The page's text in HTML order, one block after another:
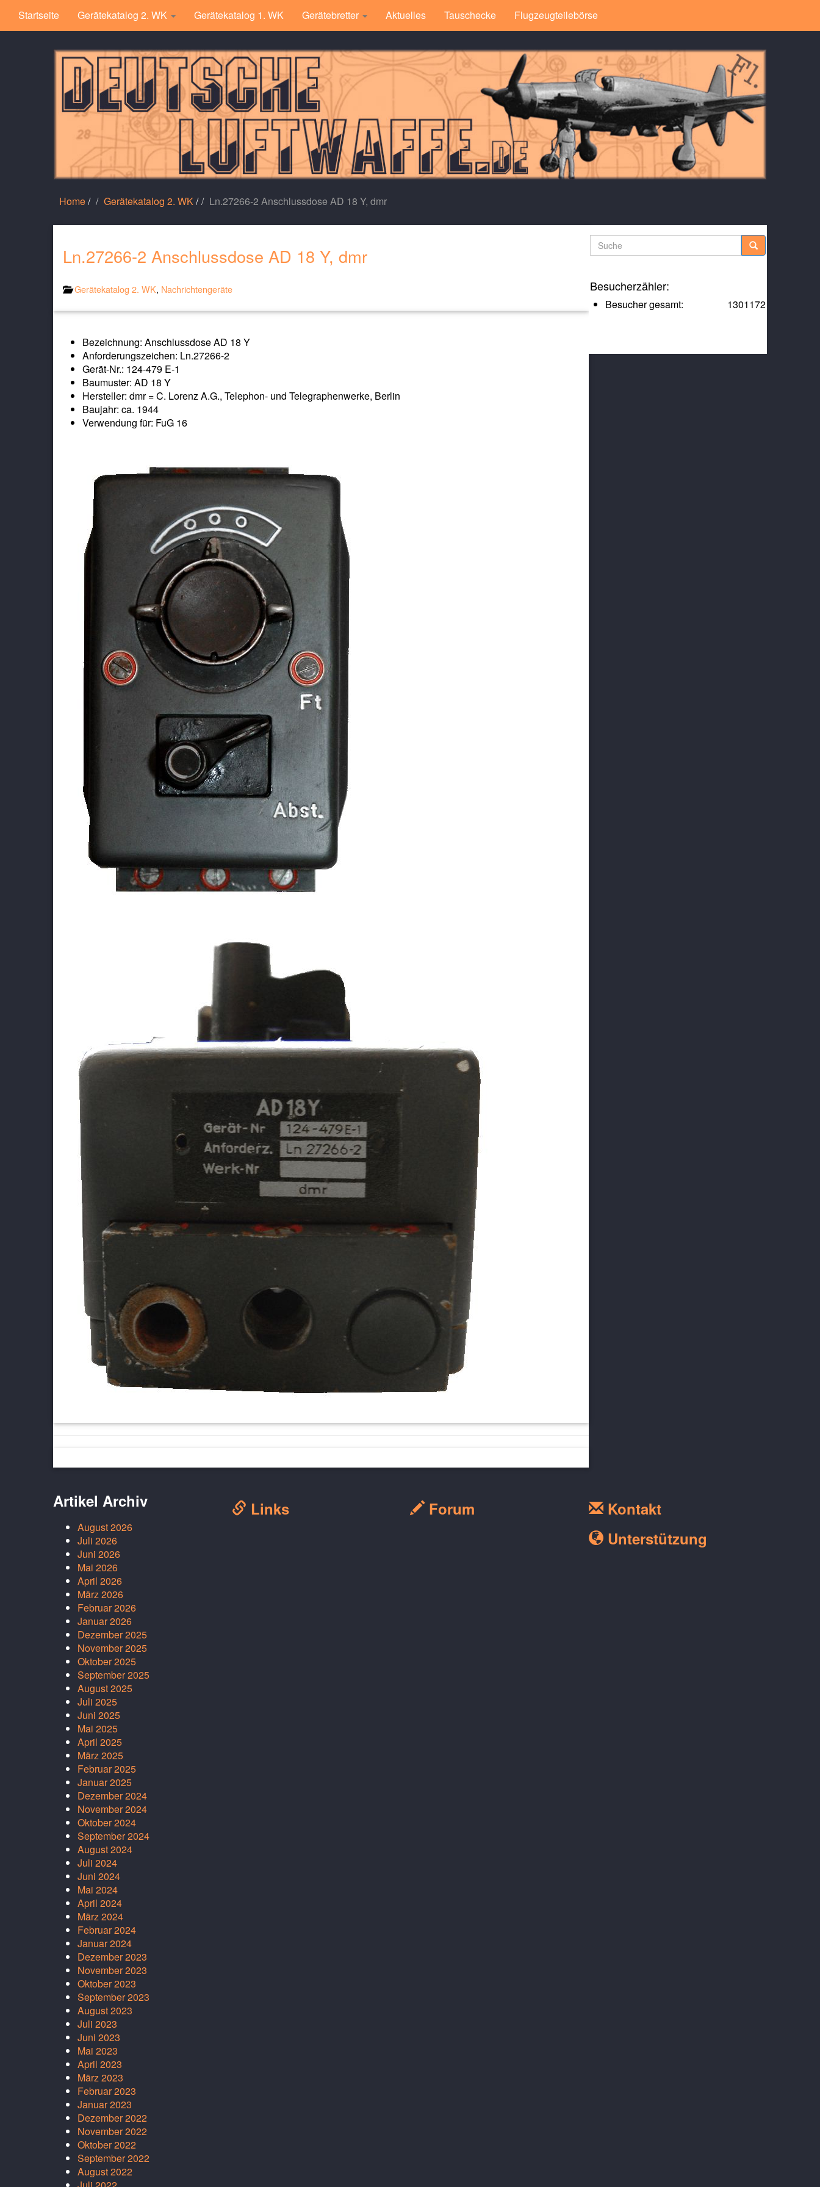
Startseite Gerätekatalog 2. WK Gerätekatalog 1. WK Gerätebretter Aktuelles Tauschecke Flugzeugteilebörse
Home/ Gerätekatalog 2. WK / Ln.27266-2 Anschlussdose AD 18 Y, dmr
Ln.27266-2 Anschlussdose AD 18 Y, dmr
Gerätekatalog 2. WK, Nachrichtengeräte
Bezeichnung: Anschlussdose AD 18 Y
Anforderungszeichen: Ln.27266-2
Gerät-Nr.: 124-479 E-1
Baumuster: AD 18 Y
Hersteller: dmr = C. Lorenz A.G., Telephon- und Telegraphenwerke, Berlin
Baujahr: ca. 1944
Verwendung für: FuG 16
Suche
Besucherzähler:
1301172
Besucher gesamt:
Artikel Archiv
August 2026
Juli 2026
Juni 2026
Mai 2026
April 2026
März 2026
Februar 2026
Januar 2026
Dezember 2025
November 2025
Oktober 2025
September 2025
August 2025
Juli 2025
Juni 2025
Mai 2025
April 2025
März 2025
Februar 2025
Januar 2025
Dezember 2024
November 2024
Oktober 2024
September 2024
August 2024
Juli 2024
Juni 2024
Mai 2024
April 2024
März 2024
Februar 2024
Januar 2024
Dezember 2023
November 2023
Oktober 2023
September 2023
August 2023
Juli 2023
Juni 2023
Mai 2023
April 2023
März 2023
Februar 2023
Januar 2023
Dezember 2022
November 2022
Oktober 2022
September 2022
August 2022
Links Forum
Kontakt
Unterstützung